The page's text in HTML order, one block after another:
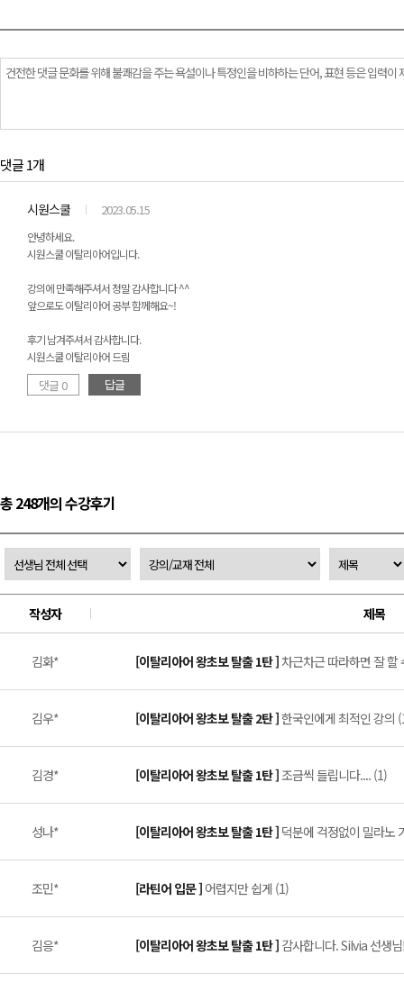
댓글 1개
시원스쿨 2023.05.15
안녕하세요.
시원스쿨 이탈리아어입니다.
강의에 만족해주셔서 정말 감사합니다 ^^
앞으로도 이탈리아어 공부 함께해요~!
후기 남겨주셔서 감사합니다.
시원스쿨 이탈리아어 드림
댓글 0 답글
총 248개의 수강후기
작성자 제목
김화* [이탈리아어 왕초보 탈출 1탄 ] 차근차근 따라하면 잘 할
김우* [이탈리아어 왕초보 탈출 2탄 ]한국인에게 최적인 강의
김경* [이탈리아어 왕초보 탈출 1탄 ]조금씩 들립니다.... (1)
성나* [이탈리아어 왕초보 탈출 1탄 ] 덕분에 걱정없이 밀라노
조민* [라틴어 입문 ] 어렵지만 쉽게 (1)
김응* [이탈리아어 왕초보 탈출 1탄 ] 감사합니다. Silvia 선생